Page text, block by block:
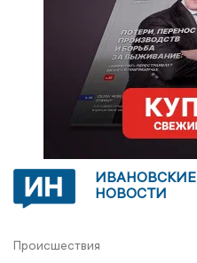
ИВАНОВСКИЕ
НОВОСТИ
Происшествия